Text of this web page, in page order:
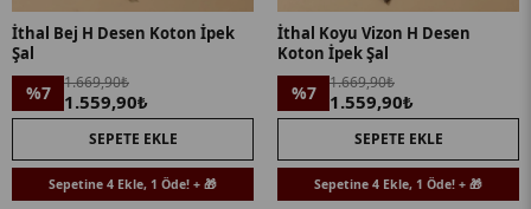
İthal Bej H Desen Koton İpek
Şal
%7 1.669,90₺
1.559,90₺
SEPETE EKLE
Sepetine 4 Ekle, 1 Öde! + 🎁
İthal Koyu Vizon H Desen
Koton İpek Şal
%7 1.669,90₺
1.559,90₺
SEPETE EKLE
Sepetine 4 Ekle, 1 Öde! + 🎁